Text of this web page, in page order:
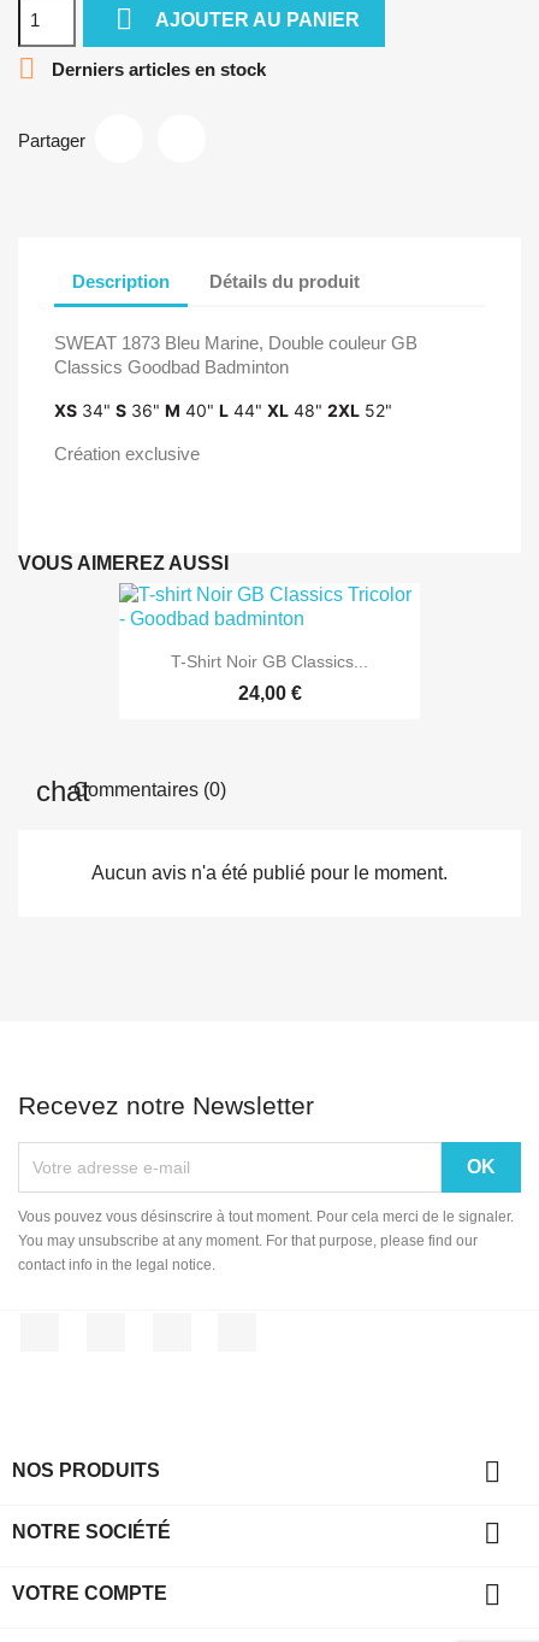
 AJOUTER AU PANIER
 Derniers articles en stock
Partager
Description Détails du produit
SWEAT 1873 Bleu Marine, Double couleur GB
Classics Goodbad Badminton
XS 34" S 36" M 40" L 44" XL 48" 2XL 52"
Création exclusive
VOUS AIMEREZ AUSSI
T-Shirt Noir GB Classics...
24,00 €
Commentaires (0)
Aucun avis n'a été publié pour le moment.
Recevez notre Newsletter
Vous pouvez vous désinscrire à tout moment. Pour cela merci de le signaler.
You may unsubscribe at any moment. For that purpose, please find our
contact info in the legal notice.
NOS PRODUITS 
NOTRE SOCIÉTÉ 
VOTRE COMPTE
